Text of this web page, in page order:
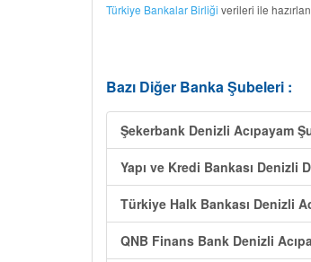
Türkiye Bankalar Birliği verileri ile
Bazı Diğer Banka Şubeleri :
Şekerbank Denizli Acıpayam
Yapı ve Kredi Bankası Denizli
Türkiye Halk Bankası Denizli
QNB Finans Bank Denizli